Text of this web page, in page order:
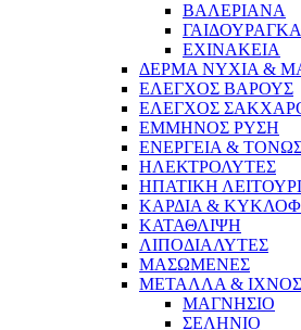
ΒΑΛΕΡΙΑΝΑ
ΕΧΙΝΑΚΕΙΑ
ΔΕΡΜΑ ΝΥΧΙΑ &
ΕΛΕΓΧΟΣ ΒΑΡΟΥΣ
ΕΛΕΓΧΟΣ
ΕΜΜΗΝΟΣ ΡΥΣΗ
ΕΝΕΡΓΕΙΑ &
ΗΛΕΚΤΡΟΛΥΤΕΣ
ΗΠΑΤΙΚΗ
ΚΑΡΔΙΑ &
ΚΑΤΑΘΛΙΨΗ
ΛΙΠΟΔΙΑΛΥΤΕΣ
ΜΑΣΩΜΕΝΕΣ
ΜΕΤΑΛΛΑ &
ΜΑΓΝΗΣΙΟ
ΣΕΛΗΝΙΟ